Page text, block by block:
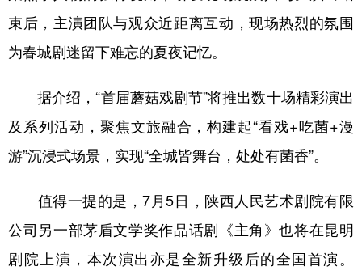
束后，主演团队与观众近距离互动，现场热烈的氛围
为春城剧迷留下难忘的夏夜记忆。
据介绍，“首届蘑菇戏剧节”将推出数十场精彩演出
及系列活动，聚焦文旅融合，构建起“看戏+吃菌+漫
游”沉浸式场景，实现“全城皆舞台，处处有菌香”。
值得一提的是，7月5日，陕西人民艺术剧院有限
公司另一部茅盾文学奖作品话剧《主角》也将在昆明
剧院上演，本次演出亦是全新升级后的全国首演。